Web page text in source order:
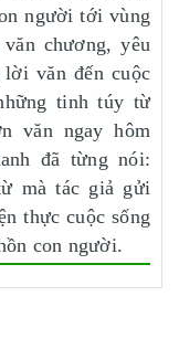
người tới vùng
chương, yêu
văn đến cuộc
tinh túy từ
văn ngay hôm
đã từng nói:
mà tác giả gửi
thực cuộc sống
con người.